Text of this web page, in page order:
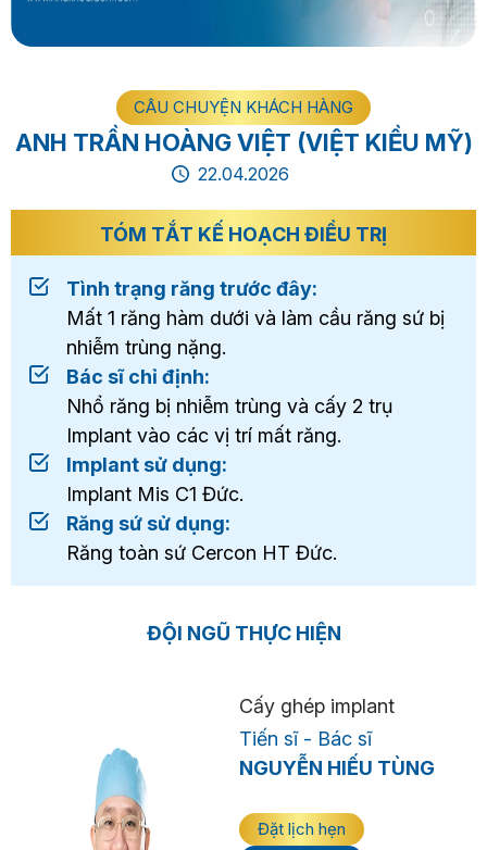
CÂU CHUYỆN KHÁCH HÀNG
ANH TRẦN HOÀNG VIỆT (VIỆT KIỀU MỸ)
22.04.2026
TÓM TẮT KẾ HOẠCH ĐIỀU TRỊ
Tình trạng răng trước đây:
Mất 1 răng hàm dưới và làm cầu răng sứ bị
nhiễm trùng nặng.
Bác sĩ chỉ định:
Nhổ răng bị nhiễm trùng và cấy 2 trụ
Implant vào các vị trí mất răng.
Implant sử dụng:
Implant Mis C1 Đức.
Răng sứ sử dụng:
Răng toàn sứ Cercon HT Đức.
ĐỘI NGŨ THỰC HIỆN
Cấy ghép implant
Tiến sĩ - Bác sĩ
NGUYỄN HIẾU TÙNG
Đặt lịch hẹn